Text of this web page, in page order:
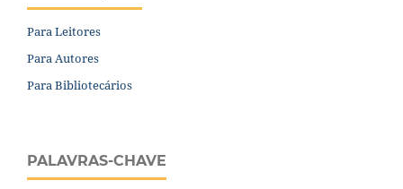
Para Leitores
Para Autores
Para Bibliotecários
PALAVRAS-CHAVE